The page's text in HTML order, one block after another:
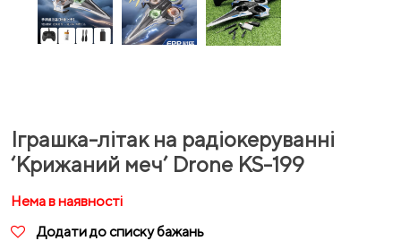
Іграшка-літак на радіокеруванні
‘Крижаний меч’ Drone KS-199
Нема в наявності
Додати до списку бажань